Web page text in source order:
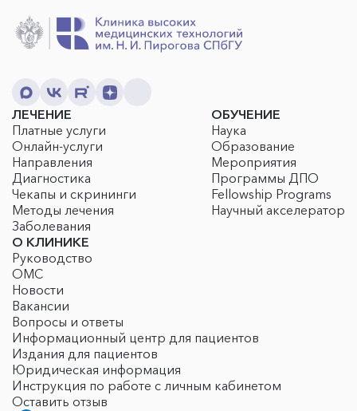
ЛЕЧЕНИЕ
Платные услуги
Онлайн-услуги
Направления
Диагностика
Чекапы и скрининги
Методы лечения
Заболевания
ОБУЧЕНИЕ
Наука
Образование
Мероприятия
Программы ДПО
Fellowship Programs
Научный акселератор
О КЛИНИКЕ
Руководство
ОМС
Новости
Вакансии
Вопросы и ответы
Информационный центр для пациентов
Издания для пациентов
Юридическая информация
Инструкция по работе с личным кабинетом
Оставить отзыв